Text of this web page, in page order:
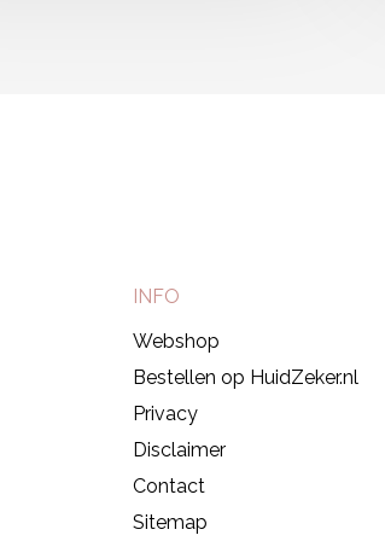
INFO
Webshop
Bestellen op HuidZeker.nl
Privacy
Disclaimer
Contact
Sitemap